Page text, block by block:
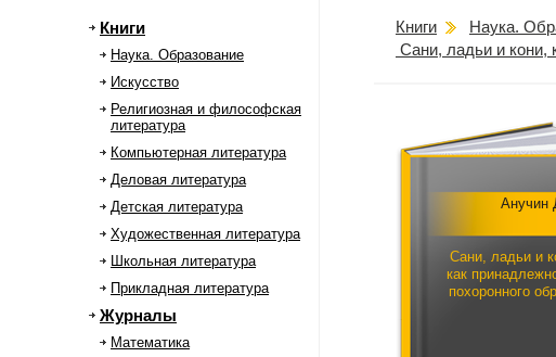
Книги
Наука. Образование
Искусство
Религиозная и философская
литература
Компьютерная литература
Деловая литература
Детская литература
Художественная литература
Школьная литература
Прикладная литература
Журналы
Математика
Книги Наука.
Сани, ладьи и кони,
Анучин
Сани, ладьи и
как
похоронного